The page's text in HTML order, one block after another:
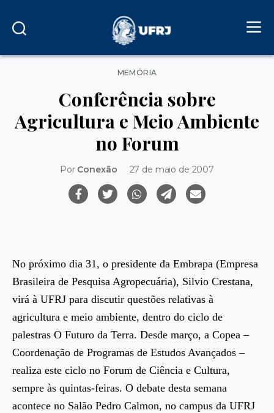
Categorias
MEMÓRIA
Conferência sobre
Agricultura e Meio Ambiente
no Forum
Por Conexão 27 de maio de 2007
No próximo dia 31, o presidente da Embrapa (Empresa
Brasileira de Pesquisa Agropecuária), Silvio Crestana,
virá à UFRJ para discutir questões relativas à
agricultura e meio ambiente, dentro do ciclo de
palestras O Futuro da Terra. Desde março, a Copea –
Coordenação de Programas de Estudos Avançados –
realiza este ciclo no Forum de Ciência e Cultura,
sempre às quintas-feiras. O debate desta semana
acontece no Salão Pedro Calmon, no campus da UFRJ